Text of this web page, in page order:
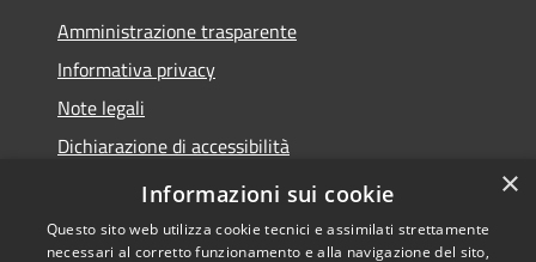
Amministrazione trasparente
Informativa privacy
Note legali
Dichiarazione di accessibilità
Piano di miglioramento del sito
×
Informazioni sui cookie
Questo sito web utilizza cookie tecnici e assimilati strettamente
necessari al corretto funzionamento e alla navigazione del sito,